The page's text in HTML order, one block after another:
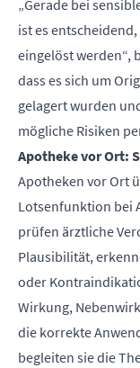
„Gerade bei
ist es
eingelöst werden“,
dass es sich um
gelagert wurden
mögliche Risiken
Apotheke vor Ort:
Apotheken vor Ort
Lotsenfunktion bei
prüfen ärztliche
Plausibilität,
oder
Wirkung,
die korrekte
begleiten sie die